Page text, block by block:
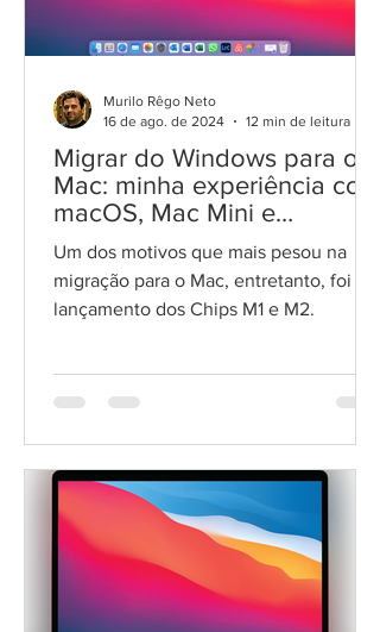
Migrar do Windows para o
Mac: minha experiência com
macOS, Mac Mini e
MacBook Air
Um dos motivos que mais pesou na
migração para o Mac, entretanto, foi o
lançamento dos Chips M1 e M2.
Murilo Rêgo Neto
16 de ago. de 2024
12 min de leitura